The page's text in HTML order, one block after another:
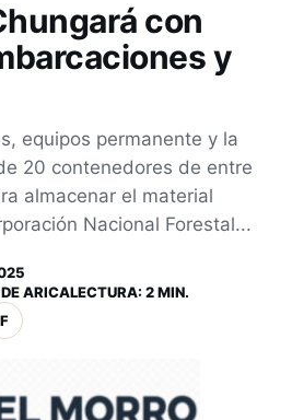
con
y
equipos permanente y la
20 contenedores de entre
almacenar el material
Nacional Forestal...
ARICALECTURA: 2 MIN.
F